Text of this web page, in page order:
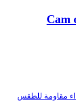
Cam
مقاومة للطقس